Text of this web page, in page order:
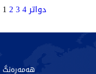
دواتر 1234
هەمەڕەنگ